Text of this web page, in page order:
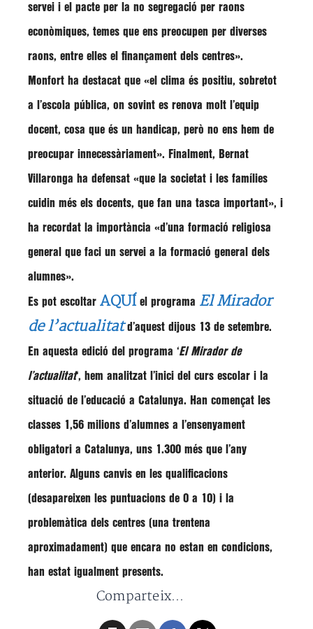
servei i el pacte per la no segregació per raons
econòmiques, temes que ens preocupen per diverses
raons, entre elles el finançament dels centres».
Monfort ha destacat que «el clima és positiu, sobretot
a l’escola pública, on sovint es renova molt l’equip
docent, cosa que és un handicap, però no ens hem de
preocupar innecessàriament». Finalment, Bernat
Villaronga ha defensat «que la societat i les famílies
cuidin més els docents, que fan una tasca important», i
ha recordat la importància «d’una formació religiosa
general que faci un servei a la formació general dels
alumnes».
Es pot escoltar AQUÍ el programa El Mirador
de l’actualitatd’aquest dijous 13 de setembre.
En aquesta edició del programa ‘El Mirador de
l’actualitat‘, hem analitzat l’inici del curs escolar i la
situació de l’educació a Catalunya. H an començat les
classes 1,56 milions d’alumnes a l’ensenyament
obligatori a Catalunya, uns 1.300 més que l’any
anterior. Alguns canvis en les qualificacions
(desapareixen les puntuacions de 0 a 10) i la
problemàtica dels centres (una trentena
aproximadament) que encara no estan en condicions,
han estat igualment presents.
Comparteix...